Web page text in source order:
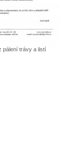
pálení trávy a listí